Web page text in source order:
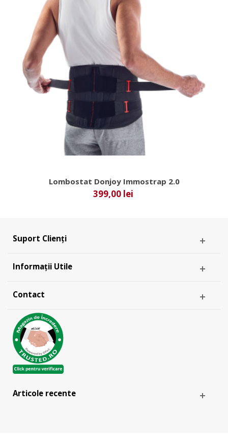
Lombostat Donjoy Immostrap 2.0
399,00 lei
Suport Clienți
Informații Utile
Contact
Articole recente